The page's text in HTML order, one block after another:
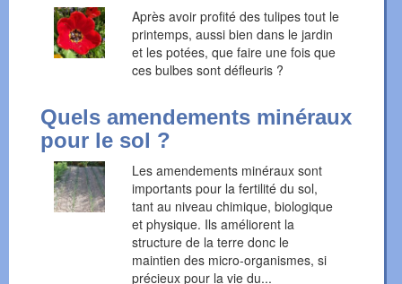
Après avoir profité des tulipes tout le
printemps, aussi bien dans le jardin
et les potées, que faire une fois que
ces bulbes sont défleuris ?
Quels amendements minéraux
pour le sol ?
Les amendements minéraux sont
importants pour la fertilité du sol,
tant au niveau chimique, biologique
et physique. Ils améliorent la
structure de la terre donc le
maintien des micro-organismes, si
précieux pour la vie du...